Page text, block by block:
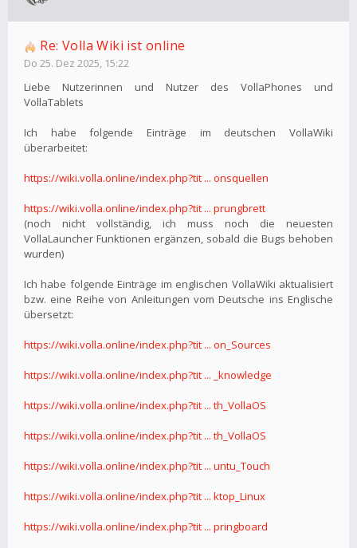
Re: Volla Wiki ist online
Do 25. Dez 2025, 15:22
Liebe Nutzerinnen und Nutzer des VollaPhones und
VollaTablets
Ich habe folgende Einträge im deutschen VollaWiki
überarbeitet:
https://wiki.volla.online/index.php?tit ... onsquellen
https://wiki.volla.online/index.php?tit ... prungbrett
(noch nicht vollständig, ich muss noch die neuesten
VollaLauncher Funktionen ergänzen, sobald die Bugs behoben
wurden)
Ich habe folgende Einträge im englischen VollaWiki aktualisiert
bzw. eine Reihe von Anleitungen vom Deutsche ins Englische
übersetzt:
https://wiki.volla.online/index.php?tit ... on_Sources
https://wiki.volla.online/index.php?tit ... _knowledge
https://wiki.volla.online/index.php?tit ... th_VollaOS
https://wiki.volla.online/index.php?tit ... th_VollaOS
https://wiki.volla.online/index.php?tit ... untu_Touch
https://wiki.volla.online/index.php?tit ... ktop_Linux
https://wiki.volla.online/index.php?tit ... pringboard